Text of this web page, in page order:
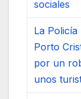
sociales
La Policía
Porto
por un
unos